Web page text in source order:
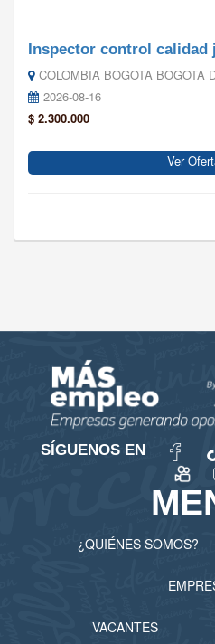
Inspector control calidad
COLOMBIA BOGOTA BOGOTA
2026-08-16
$ 2.300.000
Ver
SÍGUENOS EN
¿QUIÉNES SOMOS?
VACANTES